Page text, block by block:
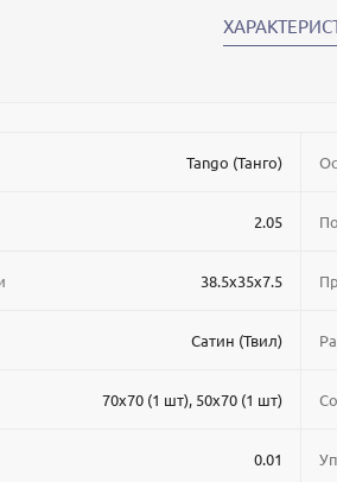
Tango (Танго)
2.05
38.5x35x7.5
Сатин (Твил)
70x70 (1 шт), 50x70 (1 шт)
0.01